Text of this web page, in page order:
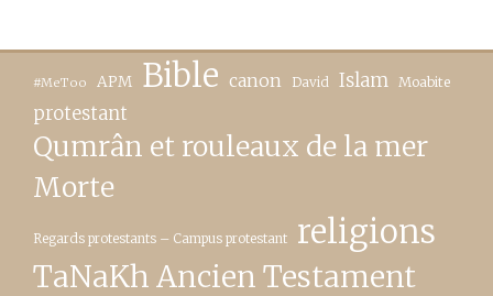
#MeToo APM Bible canon David Islam Moabite
protestant
Qumrân et rouleaux de la mer
Morte
Regards protestants – Campus protestant religions
TaNaKh Ancien Testament